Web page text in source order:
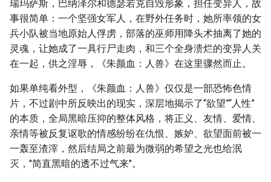
瑞玛萨斯，巴纳泽尔和德瑟若克自毁形象，担任变异人，故
事很简单：一个坚强女军人，在野外任务时，她所率领的女
兵小队被当地原始人俘虏，部落的巫师用降头术抽离了她的
灵魂，让她成了一具行尸走肉，和三个全身溃烂的变异人关
在一起，供之淫辱，《朱颜血：人兽》在这里骤然而止。
如果单纯看外型，《朱颜血：人兽》仅仅是一部恐怖色情
片，不过剧中所反映出的现实，深层地揭示了“欲望”“人性”
的本质，全局黑暗压抑的整体风格，将正义、友情、爱情、
亲情等被反复讴歌的情感纷纷在仇恨、嫉妒、欲望面前被一
一轰至渣滓，然后结局之前最为微弱的希望之光也给泯
灭，"简直黑暗的透不过气来"。